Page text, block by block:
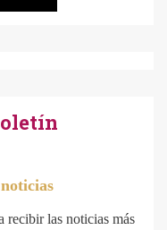
recibir las noticias más